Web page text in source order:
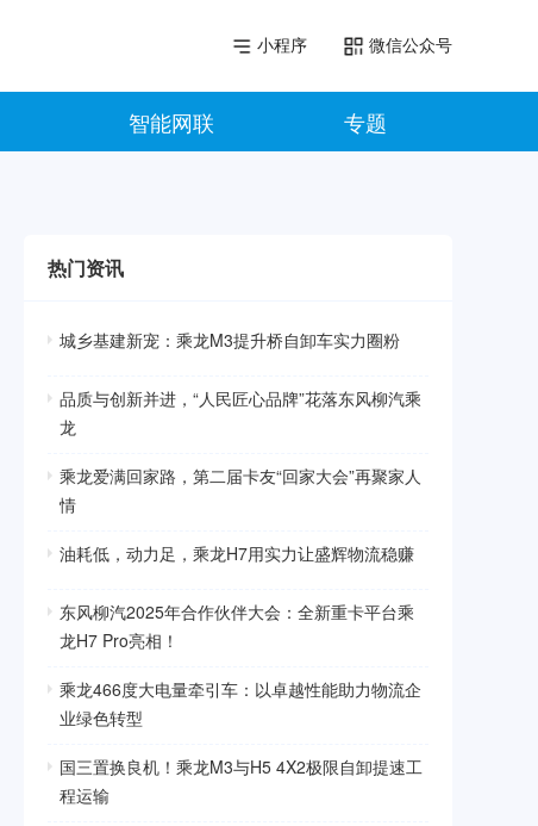
小程序 微信公众号
智能网联 专题
热门资讯
城乡基建新宠：乘龙M3提升桥自卸车实力圈粉
品质与创新并进，“人民匠心品牌”花落东风柳汽乘
龙
乘龙爱满回家路，第二届卡友“回家大会”再聚家人
情
油耗低，动力足，乘龙H7用实力让盛辉物流稳赚
东风柳汽2025年合作伙伴大会：全新重卡平台乘
龙H7 Pro亮相！
乘龙466度大电量牵引车：以卓越性能助力物流企
业绿色转型
国三置换良机！乘龙M3与H5 4X2极限自卸提速工
程运输